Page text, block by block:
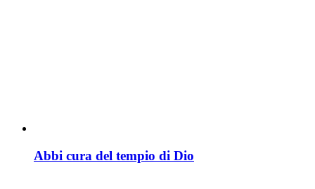
Abbi cura del tempio di Dio